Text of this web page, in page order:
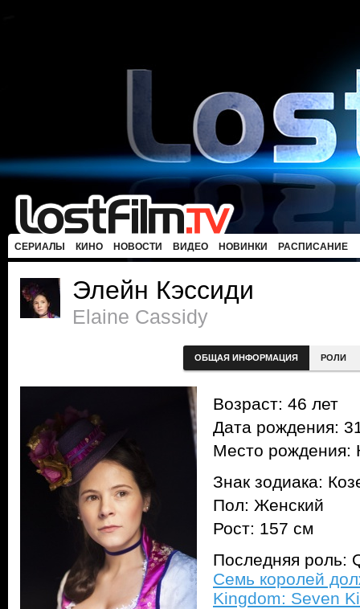
СЕРИАЛЫ КИНО НОВОСТИ ВИДЕО НОВИНКИ РАСПИСАНИЕ
Элейн Кэссиди
Elaine Cassidy
ОБЩАЯ ИНФОРМАЦИЯ РОЛИ
Возраст: 46 лет
Дата рождения:
Место рождения:
Знак зодиака:
Пол: Женский
Рост: 157 см
Последняя роль:
Семь королей
Kingdom: Seven